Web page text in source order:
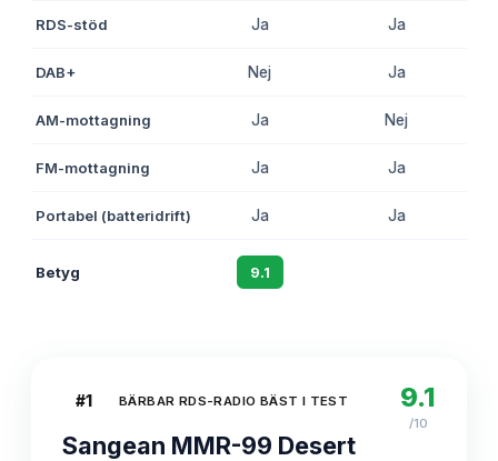
RDS-stöd Ja Ja
DAB+ Nej Ja
AM-mottagning Ja Nej
FM-mottagning Ja Ja
Portabel (batteridrift) Ja Ja
Betyg 9.1
#1 BÄRBAR RDS-RADIO BÄST I TEST
Sangean MMR-99 Desert
9.1
/10